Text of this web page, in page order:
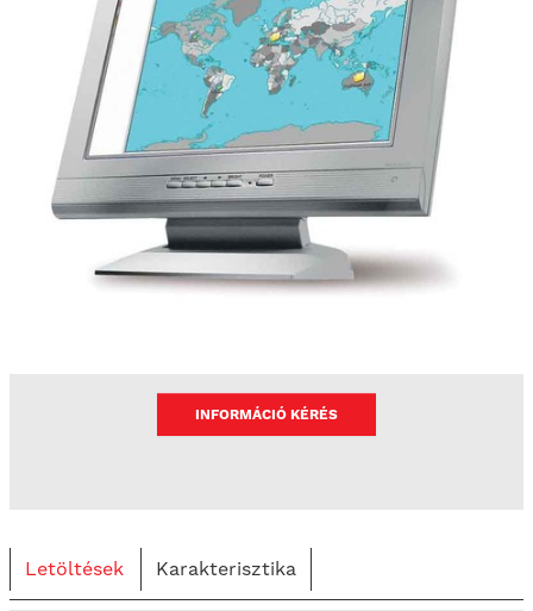
INFORMÁCIÓ KÉRÉS
Letöltések Karakterisztika